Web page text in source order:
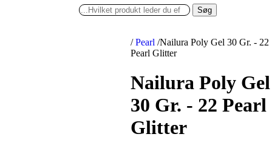
Søg
/ Pearl /Nailura Poly Gel 30 Gr. - 22
Pearl Glitter
Nailura Poly Gel
30 Gr. - 22 Pearl
Glitter